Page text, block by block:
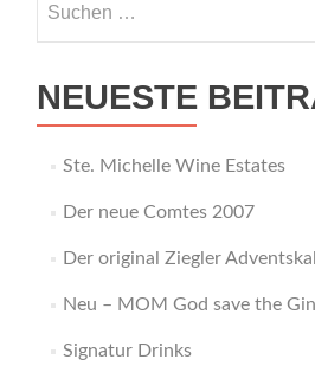
nach:
NEUESTE
Ste. Michelle Wine Estates
Der neue Comtes 2007
Der original Ziegler
Neu – MOM God save the Gin
Signatur Drinks